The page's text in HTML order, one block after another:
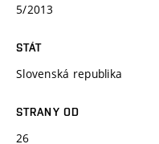
5/2013
STÁT
Slovenská republika
STRANY OD
26